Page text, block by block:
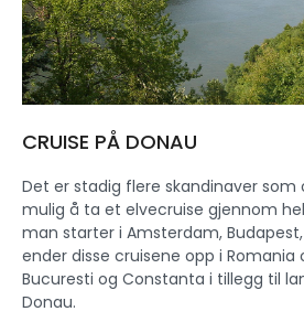
CRUISE PÅ DONAU
Det er stadig flere skandinaver
mulig å ta et elvecruise gjennom
man starter i Amsterdam, Budapest,
ender disse cruisene opp i
Bucuresti og Constanta i tillegg til
Donau.